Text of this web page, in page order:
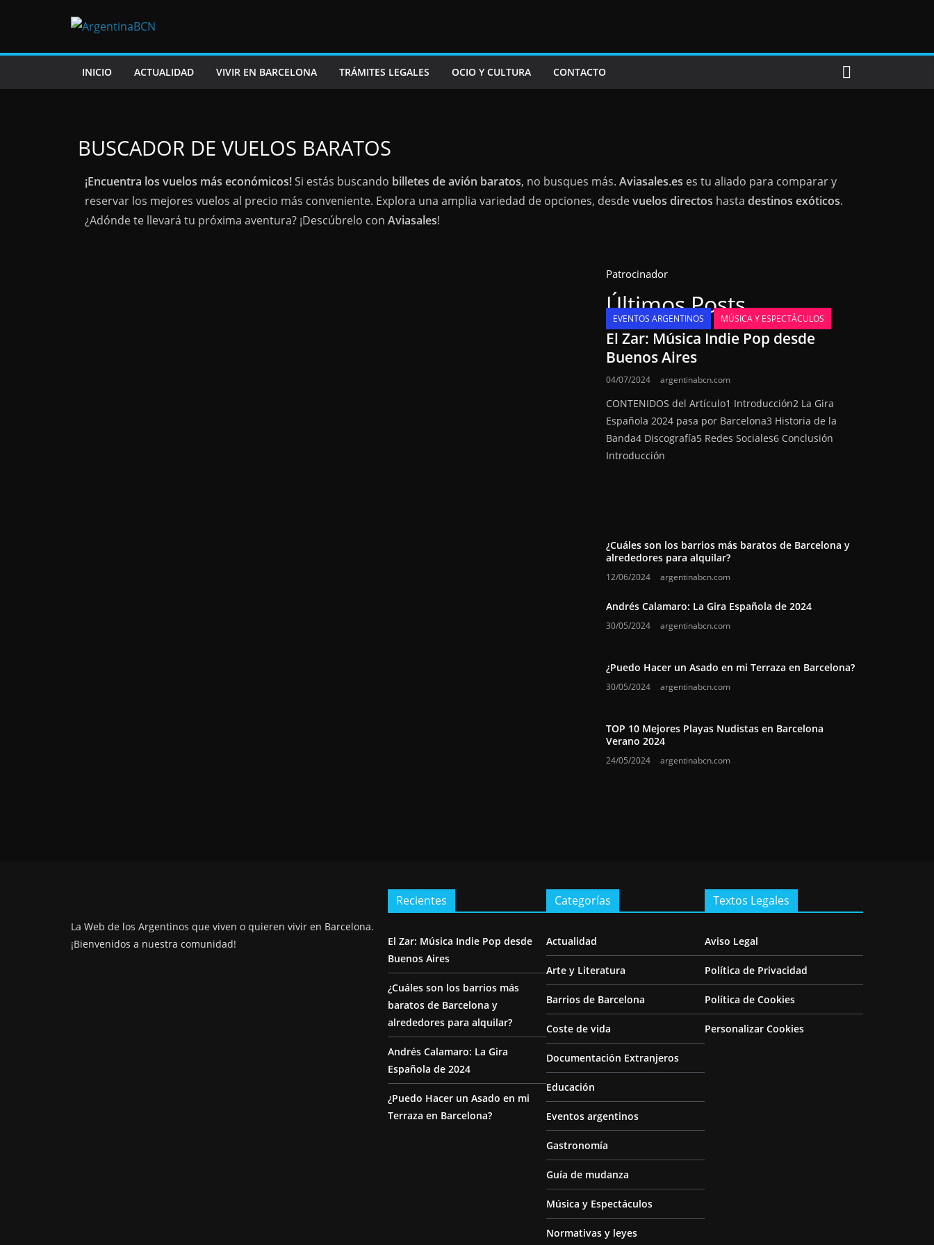
INICIO ACTUALIDAD VIVIR EN BARCELONA TRÁMITES LEGALES OCIO Y CULTURA CONTACTO
BUSCADOR DE VUELOS BARATOS
¡Encuentra los vuelos más económicos!Si estás buscando billetes de avión baratos, no busques más. Aviasales.es es tu aliado para comparar y
reservar los mejores vuelos al precio más conveniente. Explora una amplia variedad de opciones, desdevuelos directos hasta destinos exóticos.
¿Adónde te llevará tu próxima aventura? ¡Descúbrelo con Aviasales!
Patrocinador
Últimos Posts...
EVENTOS ARGENTINOS MÚSICA Y ESPECTÁCULOS
El Zar: Música Indie Pop desde
Buenos Aires
04/07/2024 argentinabcn.com
CONTENIDOS del Artículo1 Introducción2 La Gira
Española 2024 pasa por Barcelona3 Historia de la
Banda4 Discografía5 Redes Sociales6 Conclusión
Introducción
¿Cuáles son los barrios más baratos de Barcelona y
alrededores para alquilar?
12/06/2024 argentinabcn.com
Andrés Calamaro: La Gira Española de 2024
30/05/2024 argentinabcn.com
¿Puedo Hacer un Asado en mi Terraza en Barcelona?
30/05/2024 argentinabcn.com
TOP 10 Mejores Playas Nudistas en Barcelona
Verano 2024
24/05/2024 argentinabcn.com
La Web de los Argentinos que viven o quieren vivir en Barcelona.
¡Bienvenidos a nuestra comunidad!
Recientes
El Zar: Música Indie Pop desde
Buenos Aires
¿Cuáles son los barrios más
baratos de Barcelona y
alrededores para alquilar?
Andrés Calamaro: La Gira
Española de 2024
¿Puedo Hacer un Asado en mi
Terraza en Barcelona?
Categorías
Actualidad
Arte y Literatura
Barrios de Barcelona
Coste de vida
Documentación Extranjeros
Educación
Eventos argentinos
Gastronomía
Guía de mudanza
Música y Espectáculos
Normativas y leyes
Textos Legales
Aviso Legal
Política de Privacidad
Política de Cookies
Personalizar Cookies